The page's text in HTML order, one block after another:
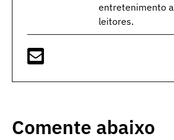
entretenimento
leitores.
Comente abaixo